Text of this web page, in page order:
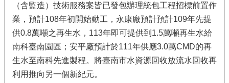
（含監造）技術服務案皆已發包辦理統包工程招標前置作
業，預計108年初開始動工，永康廠預計預計109年先提
供0.8萬噸之再生水，113年即可提供到1.5萬噸再生水給
南科臺南園區；安平廠預計於111年供應3.0萬CMD的再
生水至南科先進製程。將臺南市水資源回收放流水回收再
利用推向另一個新紀元。